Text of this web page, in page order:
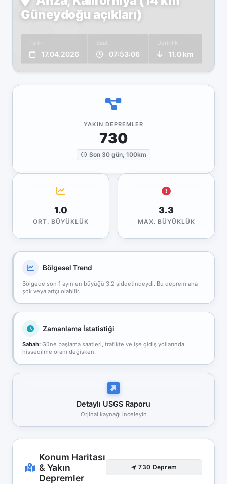
Güneydoğu açıkları)
Tarih
17.04.2026
Saat
07:53:06
Derinlik
11.0 km
YAKIN DEPREMLER
730
Son 30 gün, 100km
1.0
ORT. BÜYÜKLÜK
3.3
MAX. BÜYÜKLÜK
Bölgesel Trend
Bölgede son 1 ayın en büyüğü 3.2 şiddetindeydi. Bu deprem ana
şok veya artçı olabilir.
Zamanlama İstatistiği
Sabah: Güne başlama saatleri, trafikte ve işe gidiş yollarında
hissedilme oranı değişken.
Detaylı USGS Raporu
Orjinal kaynağı inceleyin
Konum Haritası
& Yakın
Depremler
730 Deprem